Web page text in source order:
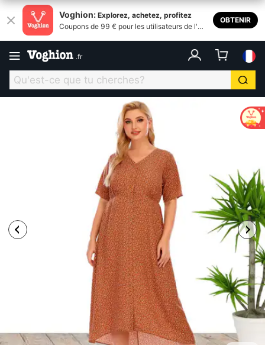
Voghion: Explorez, achetez, profitez
Coupons de 99 € pour les utilisateurs de l'ap
OBTENIR
.fr